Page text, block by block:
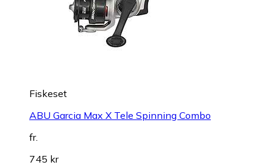
Fiskeset
ABU Garcia Max X Tele Spinning Combo
fr.
745 kr